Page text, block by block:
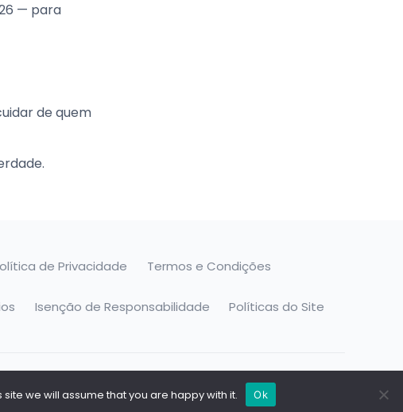
— para
de quem
de Privacidade Termos e Condições
Isenção de Responsabilidade Políticas do Site
we will assume that you are happy with it. Ok